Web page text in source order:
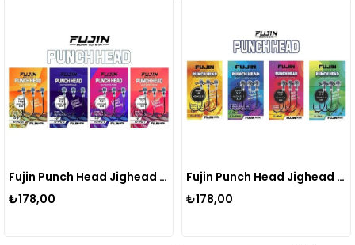
Fujin Punch Head Jighead FJ-PH #2/0
₺178,00
Fujin Punch Head Jighead FJ-PH #3/0
₺178,00